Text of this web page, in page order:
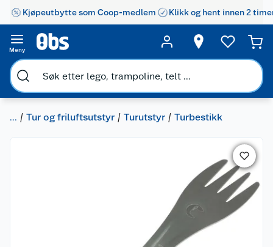
Kjøpeutbytte som Coop-medlem Klikk og hent innen 2
Meny
... Tur og friluftsutstyr Turutstyr Turbestikk